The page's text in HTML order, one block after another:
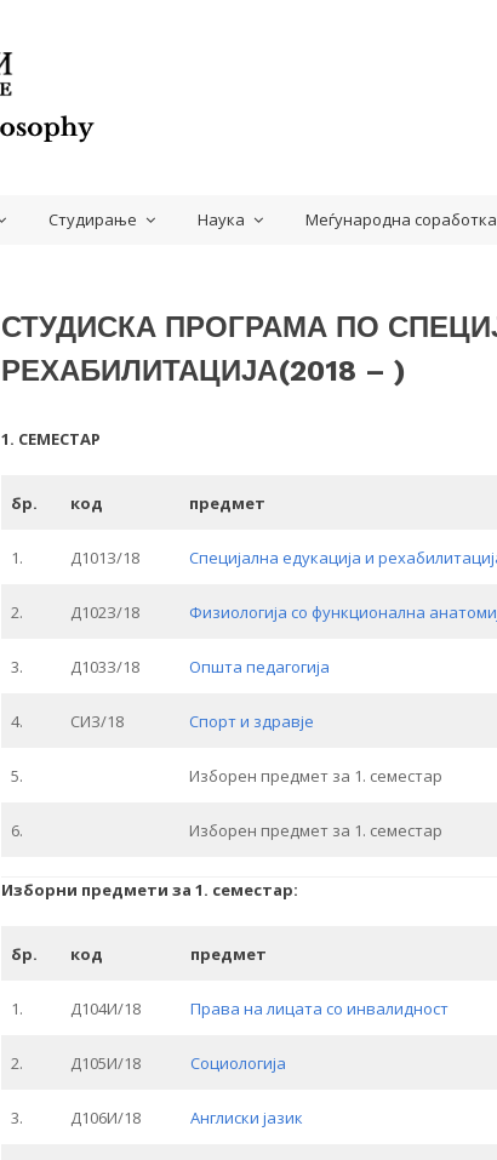
Студирање Наука Меѓународна соработка
СТУДИСКА ПРОГРАМА ПО
РЕХАБИЛИТАЦИЈА(2018 – )
1. СЕМЕСТАР
бр. код предмет
1. Д101З/18 Специјална едукација и
2. Д102З/18 Физиологија со функционална
3. Д103З/18 Општа педагогија
4. СИЗ/18 Спорт и здравје
5. Изборен предмет за 1. семестар
6. Изборен предмет за 1. семестар
Изборни предмети за 1. семестар:
бр. код предмет
1. Д104И/18 Права на лицата со инвалидност
2. Д105И/18 Социологија
3. Д106И/18 Англиски јазик